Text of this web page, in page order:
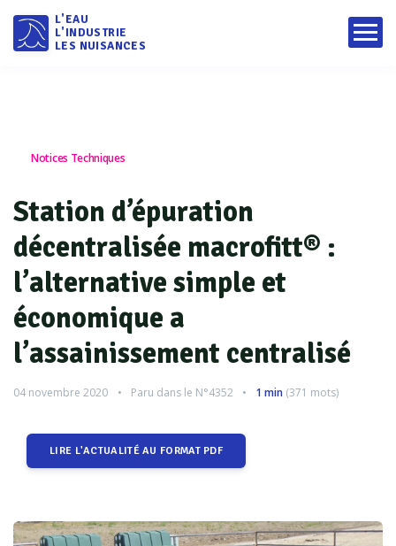
L'EAU
L'INDUSTRIE
LES NUISANCES
Notices Techniques
Station d’épuration
décentralisée macrofitt® :
l’alternative simple et
économique a
l’assainissement centralisé
04 novembre 2020 Paru dans le N°4352 1 min (371 mots)
LIRE L'ACTUALITÉ AU FORMAT PDF